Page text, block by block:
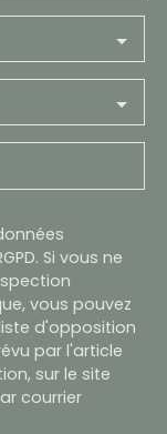
Si vous ne
vous pouvez
d'opposition
par l'article
sur le site
courrier